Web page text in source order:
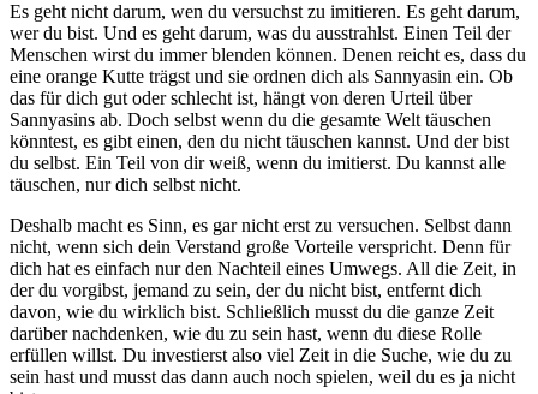
Es geht nicht darum, wen du versuchst zu imitieren. Es geht darum,
wer du bist. Und es geht darum, was du ausstrahlst. Einen Teil der
Menschen wirst du immer blenden können. Denen reicht es, dass du
eine orange Kutte trägst und sie ordnen dich als Sannyasin ein. Ob
das für dich gut oder schlecht ist, hängt von deren Urteil über
Sannyasins ab. Doch selbst wenn du die gesamte Welt täuschen
könntest, es gibt einen, den du nicht täuschen kannst. Und der bist
du selbst. Ein Teil von dir weiß, wenn du imitierst. Du kannst alle
täuschen, nur dich selbst nicht.
Deshalb macht es Sinn, es gar nicht erst zu versuchen. Selbst dann
nicht, wenn sich dein Verstand große Vorteile verspricht. Denn für
dich hat es einfach nur den Nachteil eines Umwegs. All die Zeit, in
der du vorgibst, jemand zu sein, der du nicht bist, entfernt dich
davon, wie du wirklich bist. Schließlich musst du die ganze Zeit
darüber nachdenken, wie du zu sein hast, wenn du diese Rolle
erfüllen willst. Du investierst also viel Zeit in die Suche, wie du zu
sein hast und musst das dann auch noch spielen, weil du es ja nicht